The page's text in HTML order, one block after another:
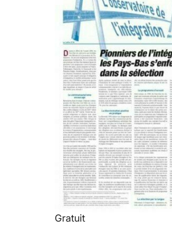
Gratuit